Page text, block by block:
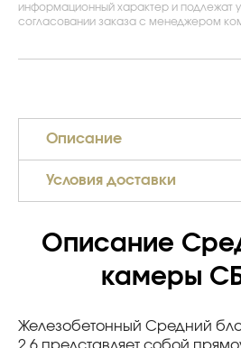
информационный характер и подлежат
согласовании заказа с менеджером
Описание
Условия доставки
Описание
камеры
Железобетонный Средний